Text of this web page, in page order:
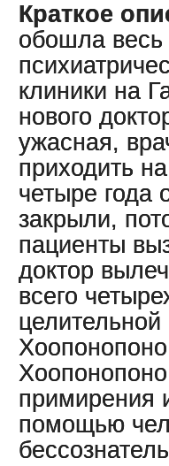
Краткое
обошла
клиники на
нового
ужасная,
приходить
четыре года
закрыли,
пациенты
доктор
всего
целительной
примирения
помощью